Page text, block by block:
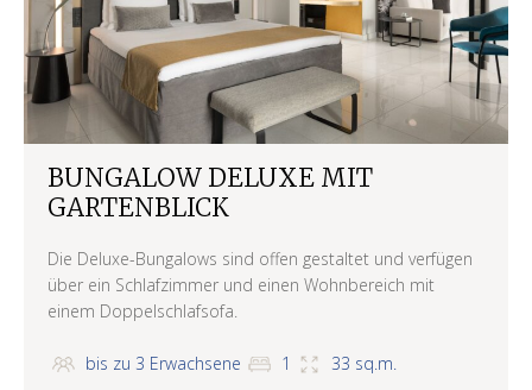
BUNGALOW DELUXE MIT
GARTENBLICK
Die Deluxe-Bungalows sind offen gestaltet und verfügen
über ein Schlafzimmer und einen Wohnbereich mit
einem Doppelschlafsofa.
bis zu 3 Erwachsene 1 33 sq.m.